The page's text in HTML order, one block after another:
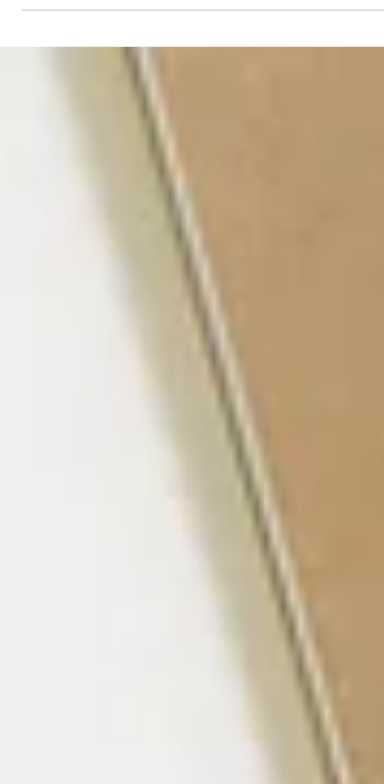
#Parte III Hoy tenemos los proximos 10
alemán. Aprende cada dia 10 verbos y
expresar muchas...